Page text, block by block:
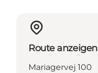
Route anzeigen
Mariagervej 100